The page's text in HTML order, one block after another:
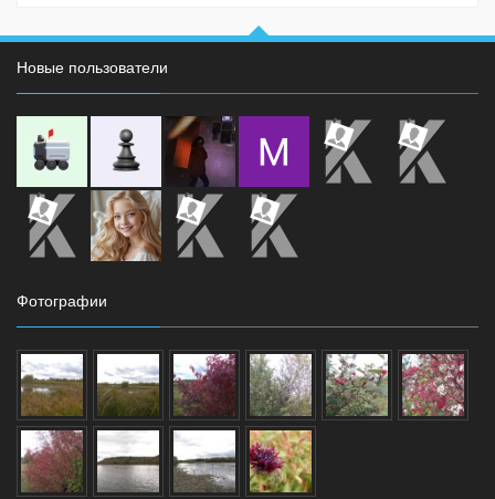
Новые пользователи
Фотографии